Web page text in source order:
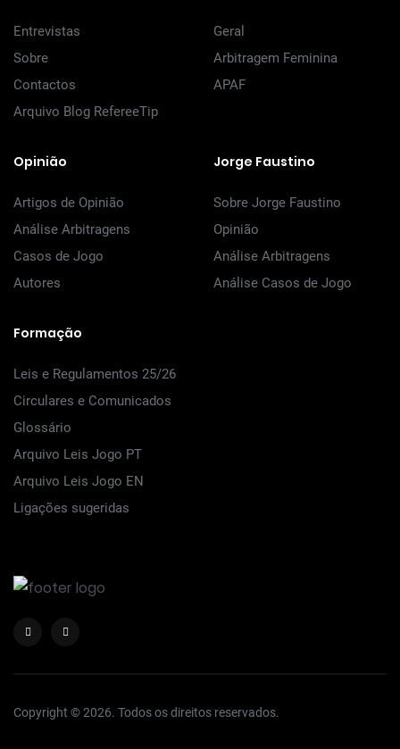
Entrevistas
Sobre
Contactos
Arquivo Blog RefereeTip
Geral
Arbitragem Feminina
APAF
Opinião
Artigos de Opinião
Análise Arbitragens
Casos de Jogo
Autores
Jorge Faustino
Sobre Jorge Faustino
Opinião
Análise Arbitragens
Análise Casos de Jogo
Formação
Leis e Regulamentos 25/26
Circulares e Comunicados
Glossário
Arquivo Leis Jogo PT
Arquivo Leis Jogo EN
Ligações sugeridas
Copyright © 2026. Todos os direitos reservados.